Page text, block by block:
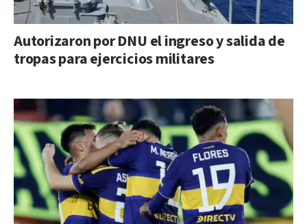
Autorizaron por DNU el ingreso y salida de
tropas para ejercicios militares